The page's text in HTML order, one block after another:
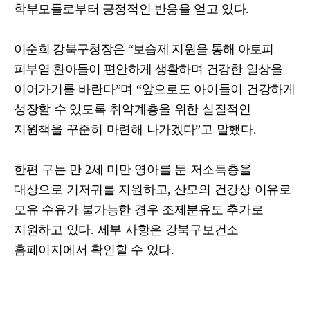
학부모들로부터 긍정적인 반응을 얻고 있다.
이순희 강북구청장은 “보습제 지원을 통해 아토피
피부염 환아들이 편안하게 생활하며 건강한 일상을
이어가기를 바란다”며 “앞으로도 아이들이 건강하게
성장할 수 있도록 취약계층을 위한 실질적인
지원책을 꾸준히 마련해 나가겠다”고 말했다.
한편 구는 만 2세 미만 영아를 둔 저소득층을
대상으로 기저귀를 지원하고, 산모의 건강상 이유로
모유 수유가 불가능한 경우 조제분유도 추가로
지원하고 있다. 세부 사항은 강북구보건소
홈페이지에서 확인할 수 있다.